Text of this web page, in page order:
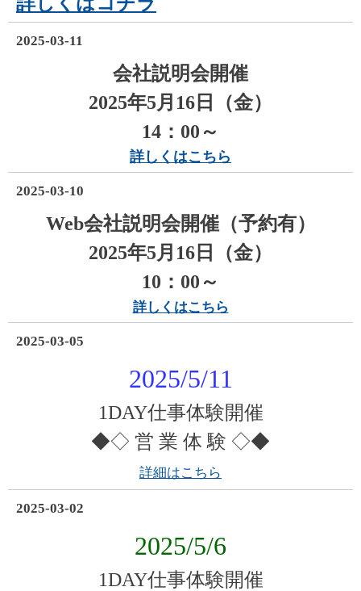
2025-03-11
会社説明会開催
2025年5月16日（金）
14：00～
詳しくはこちら
2025-03-10
Web会社説明会開催（予約有）
2025年5月16日（金）
10：00～
詳しくはこちら
2025-03-05
2025/5/11
1DAY仕事体験開催
◆◇ 営 業 体 験 ◇◆
詳細はこちら
2025-03-02
2025/5/6
1DAY仕事体験開催